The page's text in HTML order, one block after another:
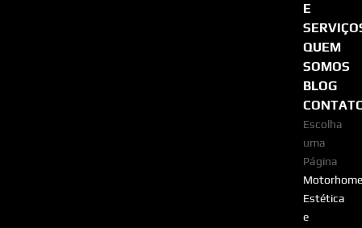
E
QUEM
SOMOS
BLOG
Escolha
uma
Página
Estética
e